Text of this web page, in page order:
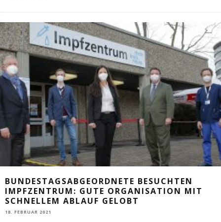
BUNDESTAGSABGEORDNETE BESUCHTEN
IMPFZENTRUM: GUTE ORGANISATION MIT
SCHNELLEM ABLAUF GELOBT
18. FEBRUAR 2021